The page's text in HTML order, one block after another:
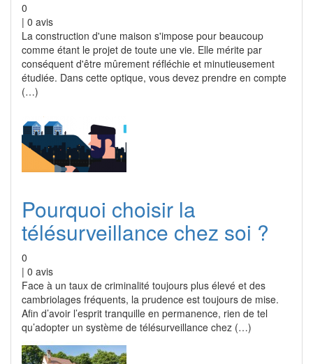
0
| 0 avis
La construction d'une maison s'impose pour beaucoup
comme étant le projet de toute une vie. Elle mérite par
conséquent d'être mûrement réfléchie et minutieusement
étudiée. Dans cette optique, vous devez prendre en compte
(…)
Pourquoi choisir la
télésurveillance chez soi ?
0
| 0 avis
Face à un taux de criminalité toujours plus élevé et des
cambriolages fréquents, la prudence est toujours de mise.
Afin d’avoir l’esprit tranquille en permanence, rien de tel
qu’adopter un système de télésurveillance chez (…)